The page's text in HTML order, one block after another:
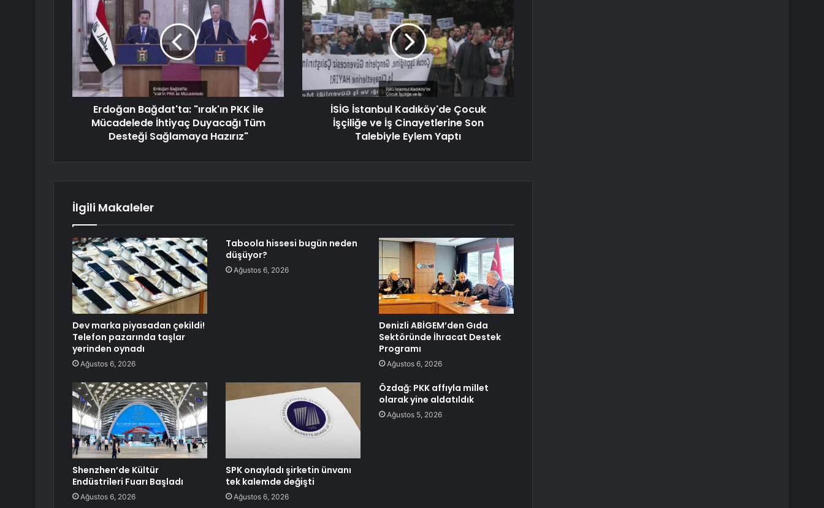
Erdoğan Bağdat'ta: "ırak'ın PKK ile
Mücadelede İhtiyaç Duyacağı Tüm
Desteği Sağlamaya Hazırız"
İSİG İstanbul Kadıköy'de Çocuk
İşçiliğe ve İş Cinayetlerine Son
Talebiyle Eylem Yaptı
İlgili Makaleler
Dev marka piyasadan çekildi!
Telefon pazarında taşlar
yerinden oynadı
Ağustos 6, 2026
Taboola hissesi bugün neden
düşüyor?
Ağustos 6, 2026
Denizli ABİGEM’den Gıda
Sektöründe İhracat Destek
Programı
Ağustos 6, 2026
Shenzhen’de Kültür
Endüstrileri Fuarı Başladı
Ağustos 6, 2026
SPK onayladı şirketin ünvanı
tek kalemde değişti
Ağustos 6, 2026
Özdağ: PKK affıyla millet
olarak yine aldatıldık
Ağustos 5, 2026